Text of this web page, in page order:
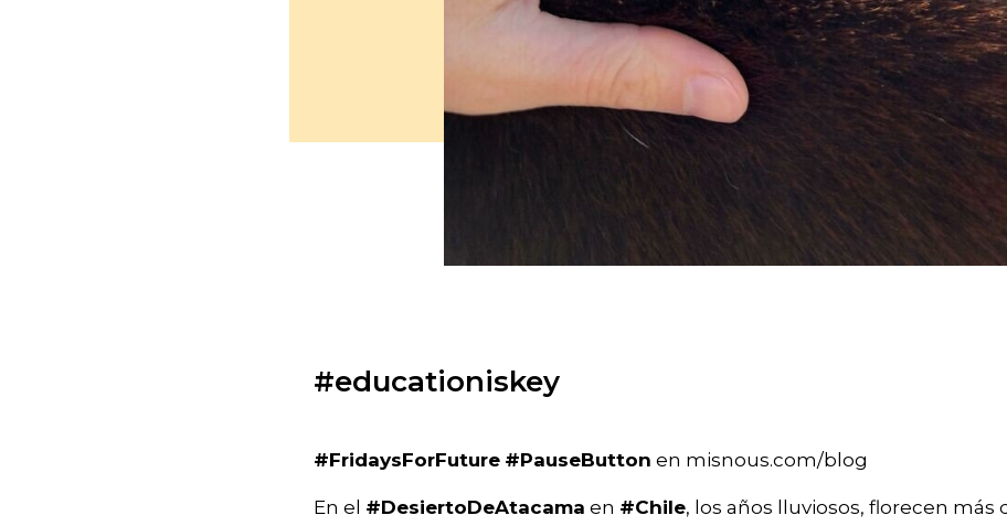
#educationiskey
#FridaysForFuture #PauseButton en misnous.com/blog
En el #DesiertoDeAtacama en #Chile, los años lluviosos, florecen más